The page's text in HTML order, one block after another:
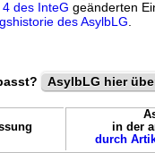
des InteG geänderten
des AsylbLG
AsylbLG hier
in der
durch